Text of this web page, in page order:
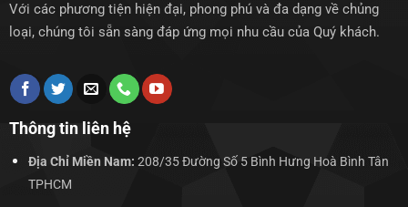
Với các phương tiện hiện đại, phong phú và đa dạng về chủng
loại, chúng tôi sẵn sàng đáp ứng mọi nhu cầu của Quý khách.
Thông tin liên hệ
Địa Chỉ Miền Nam: 208/35 Đường Số 5 Bình Hưng Hoà Bình Tân
TPHCM